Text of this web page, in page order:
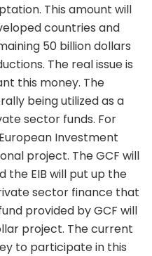
This amount will
countries and
50 billion dollars
The real issue is
this money. The
being utilized as a
sector funds. For
Investment
project. The GCF will
the EIB will put up the
sector finance that
provided by GCF will
project. The current
to participate in this